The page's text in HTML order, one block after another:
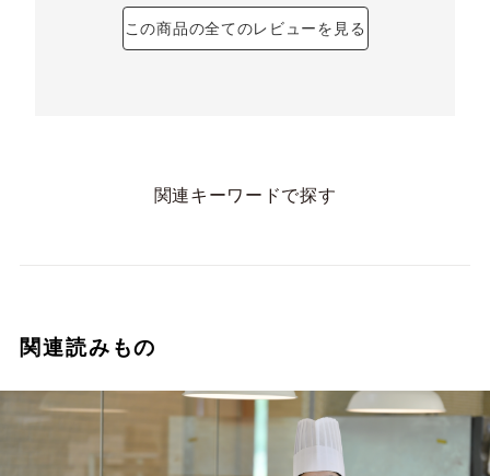
この商品の全てのレビューを見る
関連キーワードで探す
関連読みもの